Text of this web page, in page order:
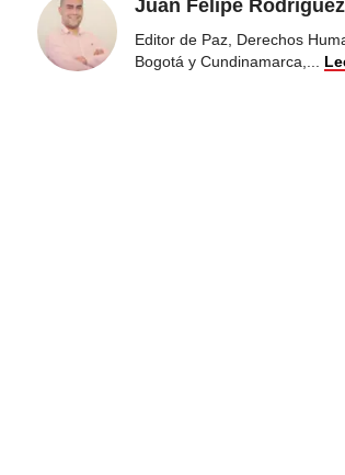
Juan Felipe Rodríguez
Editor de Paz, Derechos
Bogotá y Cundinamarca,